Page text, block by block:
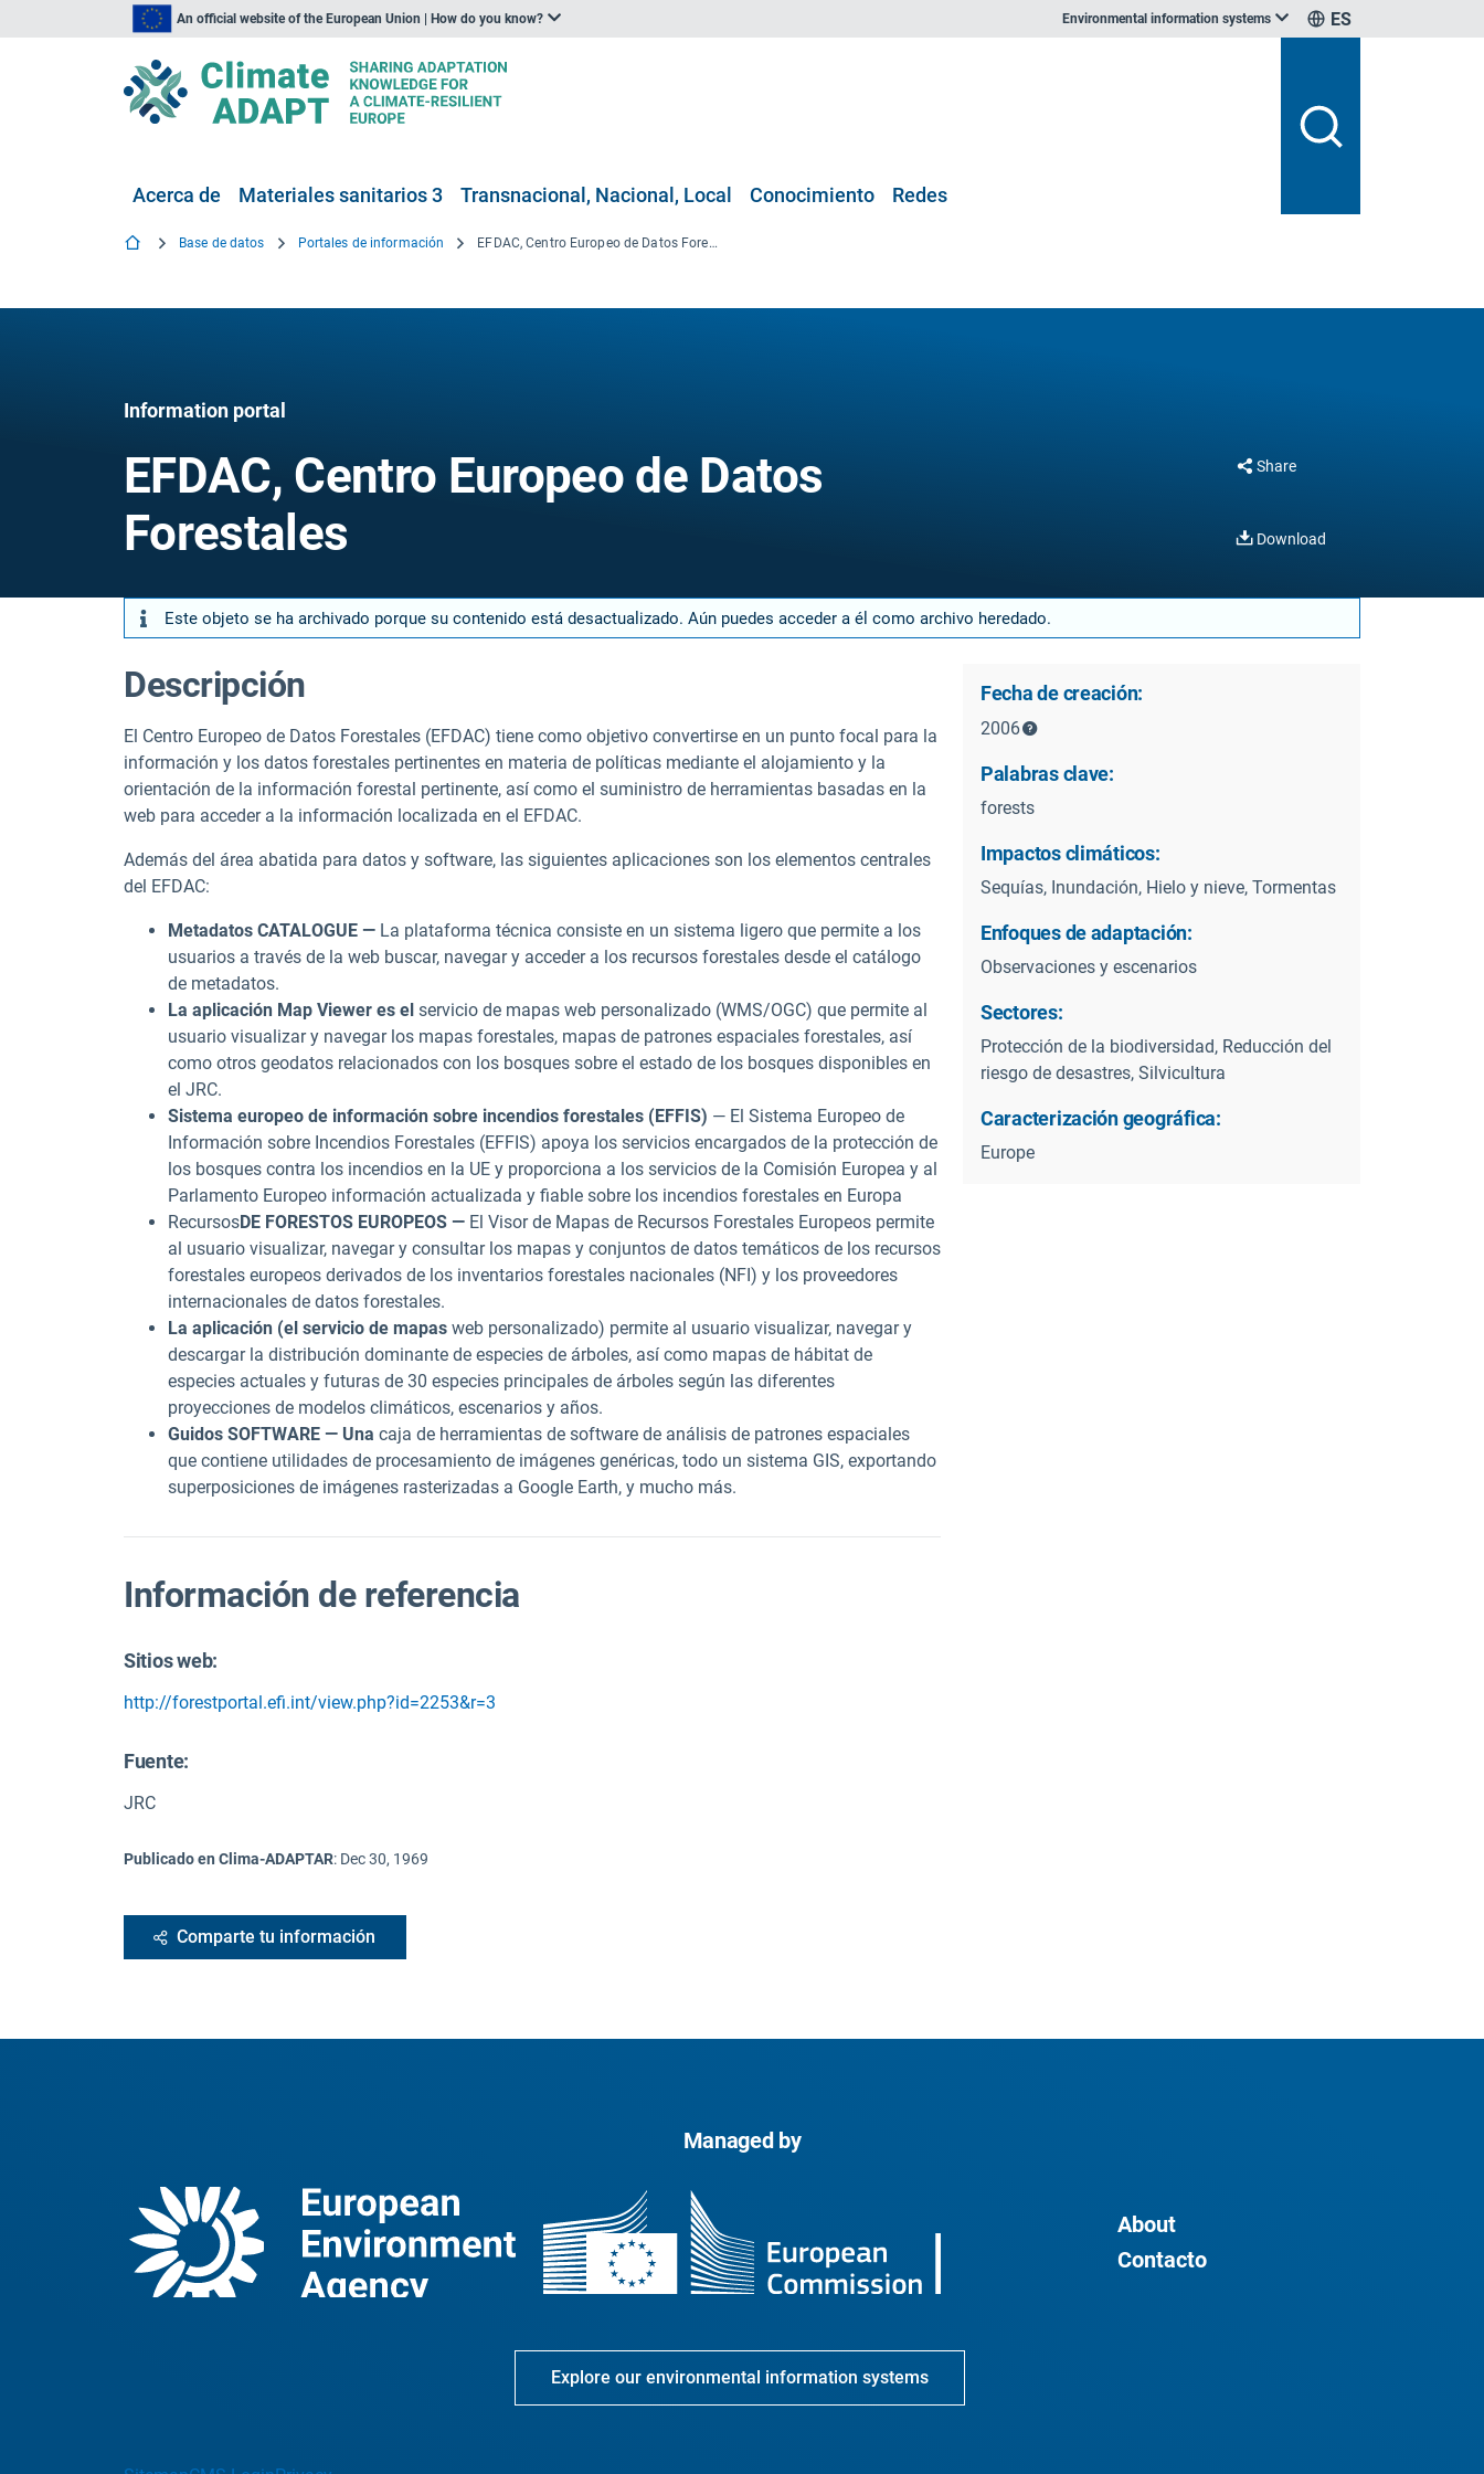
An official website of the European Union | How do you know? Environmental information systems ES
Acerca de Materiales sanitarios 3 Transnacional, Nacional, Local Conocimiento Redes
Base de datos Portales de información EFDAC, Centro Europeo de Datos Forestales
Information portal
EFDAC, Centro Europeo de Datos
Forestales
Share
Download
Este objeto se ha archivado porque su contenido está desactualizado. Aún puedes acceder a él como archivo heredado.
Descripción
El Centro Europeo de Datos Forestales (EFDAC) tiene como objetivo convertirse en un punto focal para la
información y los datos forestales pertinentes en materia de políticas mediante el alojamiento y la
orientación de la información forestal pertinente, así como el suministro de herramientas basadas en la
web para acceder a la información localizada en el EFDAC.
Además del área abatida para datos y software, las siguientes aplicaciones son los elementos centrales
del EFDAC:
Metadatos CATALOGUE — La plataforma técnica consiste en un sistema ligero que permite a los
usuarios a través de la web buscar, navegar y acceder a los recursos forestales desde el catálogo
de metadatos.
La aplicación Map Viewer es el servicio de mapas web personalizado (WMS/OGC) que permite al
usuario visualizar y navegar los mapas forestales, mapas de patrones espaciales forestales, así
como otros geodatos relacionados con los bosques sobre el estado de los bosques disponibles en
el JRC.
Sistema europeo de información sobre incendios forestales (EFFIS) — El Sistema Europeo de
Información sobre Incendios Forestales (EFFIS) apoya los servicios encargados de la protección de
los bosques contra los incendios en la UE y proporciona a los servicios de la Comisión Europea y al
Parlamento Europeo información actualizada y fiable sobre los incendios forestales en Europa
RecursosDE FORESTOS EUROPEOS — El Visor de Mapas de Recursos Forestales Europeos permite
al usuario visualizar, navegar y consultar los mapas y conjuntos de datos temáticos de los recursos
forestales europeos derivados de los inventarios forestales nacionales (NFI) y los proveedores
internacionales de datos forestales.
La aplicación (el servicio de mapas web personalizado) permite al usuario visualizar, navegar y
descargar la distribución dominante de especies de árboles, así como mapas de hábitat de
especies actuales y futuras de 30 especies principales de árboles según las diferentes
proyecciones de modelos climáticos, escenarios y años.
Guidos SOFTWARE — Una caja de herramientas de software de análisis de patrones espaciales
que contiene utilidades de procesamiento de imágenes genéricas, todo un sistema GIS, exportando
superposiciones de imágenes rasterizadas a Google Earth, y mucho más.
Información de referencia
Sitios web:
http://forestportal.efi.int/view.php?id=2253&r=3
Fuente:
JRC
Publicado en Clima-ADAPTAR: Dec 30, 1969
Comparte tu información
Fecha de creación:
2006
Palabras clave:
forests
Impactos climáticos:
Sequías, Inundación, Hielo y nieve, Tormentas
Enfoques de adaptación:
Observaciones y escenarios
Sectores:
Protección de la biodiversidad, Reducción del
riesgo de desastres, Silvicultura
Caracterización geográfica:
Europe
Managed by
About
Contacto
Explore our environmental information systems